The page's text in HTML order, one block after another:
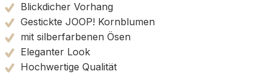
Blickdicher Vorhang
Gestickte JOOP! Kornblumen
mit silberfarbenen Ösen
Eleganter Look
Hochwertige Qualität